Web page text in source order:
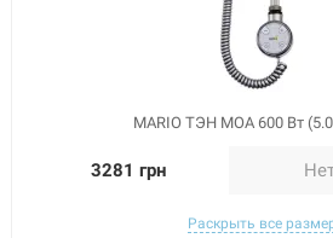
MARIO ТЭН MOA 600 Вт
3281 грн
Раскрыть все